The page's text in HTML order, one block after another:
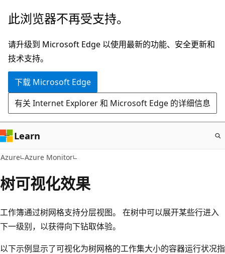
跳
主
要
内
此浏览器不再受支持。
请升级到 Microsoft Edge 以使用最新的功能、安全更新和
技术支持。
下载 Microsoft Edge
有关 Internet Explorer 和 Microsoft Edge 的详细信息
Learn
Azure Azure Monitor
树可视化效果
工作簿通过树网格支持分层视图。 在树中可以展开某些行进入
下一级别，以获得向下钻取体验。
以下示例显示了可视化为树网格的工作集大小的容器运行状况指